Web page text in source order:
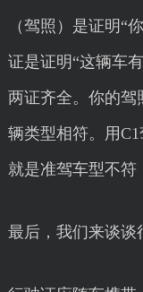
（驾照）是证明“
证是证明“这辆车
两证齐全。你的驾
辆类型相符。用
就是准驾车型不符
最后，我们来谈谈